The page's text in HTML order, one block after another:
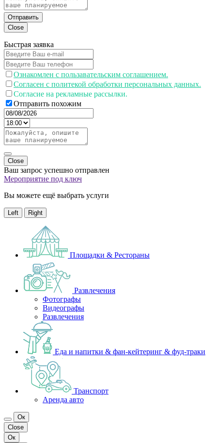
Отправить
Close
Быстрая заявка
Ознакомлен с пользавательским соглашением.
Согласен с политекой обработки персональных данных.
Согласие на рекламные рассылки.
Отправить похожим
Close
Ваш запрос успешно отправлен
Мероприятие под ключ
Вы можете ещё выбрать услуги
Left Right
Площадки & Рестораны
Развлечения
Фотографы
Видеографы
Развлечения
Еда и напитки & фан-кейтеринг & фуд-траки
Транспорт
Аренда авто
Ок
Close
Ок